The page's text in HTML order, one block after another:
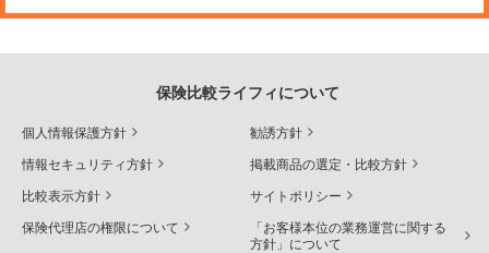
保険比較ライフィについて
個人情報保護方針 勧誘方針
情報セキュリティ方針 掲載商品の選定・比較方針
比較表示方針 サイトポリシー
保険代理店の権限について
「お客様本位の業務運営に関する
方針」について